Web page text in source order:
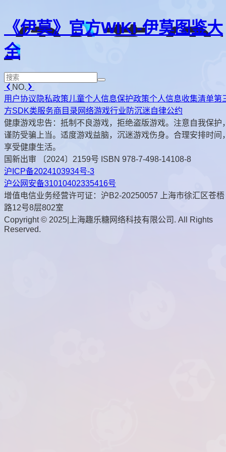
《伊莫》官方WIKI-伊莫图鉴大
全
NO.
用户协议 隐私政策儿童个人信息保护政策个人信息收集清单第
方SDK类服务商目录 网络游戏行业防沉迷自律公约
健康游戏忠告：抵制不良游戏，拒绝盗版游戏。注意自我保护
谨防受骗上当。适度游戏益脑，沉迷游戏伤身。合理安排时间
享受健康生活。
国新出审 〔2024〕2159号 ISBN 978-7-498-14108-8
沪ICP备2024103934号-3
沪公网安备31010402335416号
增值电信业务经营许可证：沪B2-20250057 上海市徐汇区苍梧
路12号8层802室
Copyright © 2025|上海趣乐糖网络科技有限公司. All Rights
Reserved.